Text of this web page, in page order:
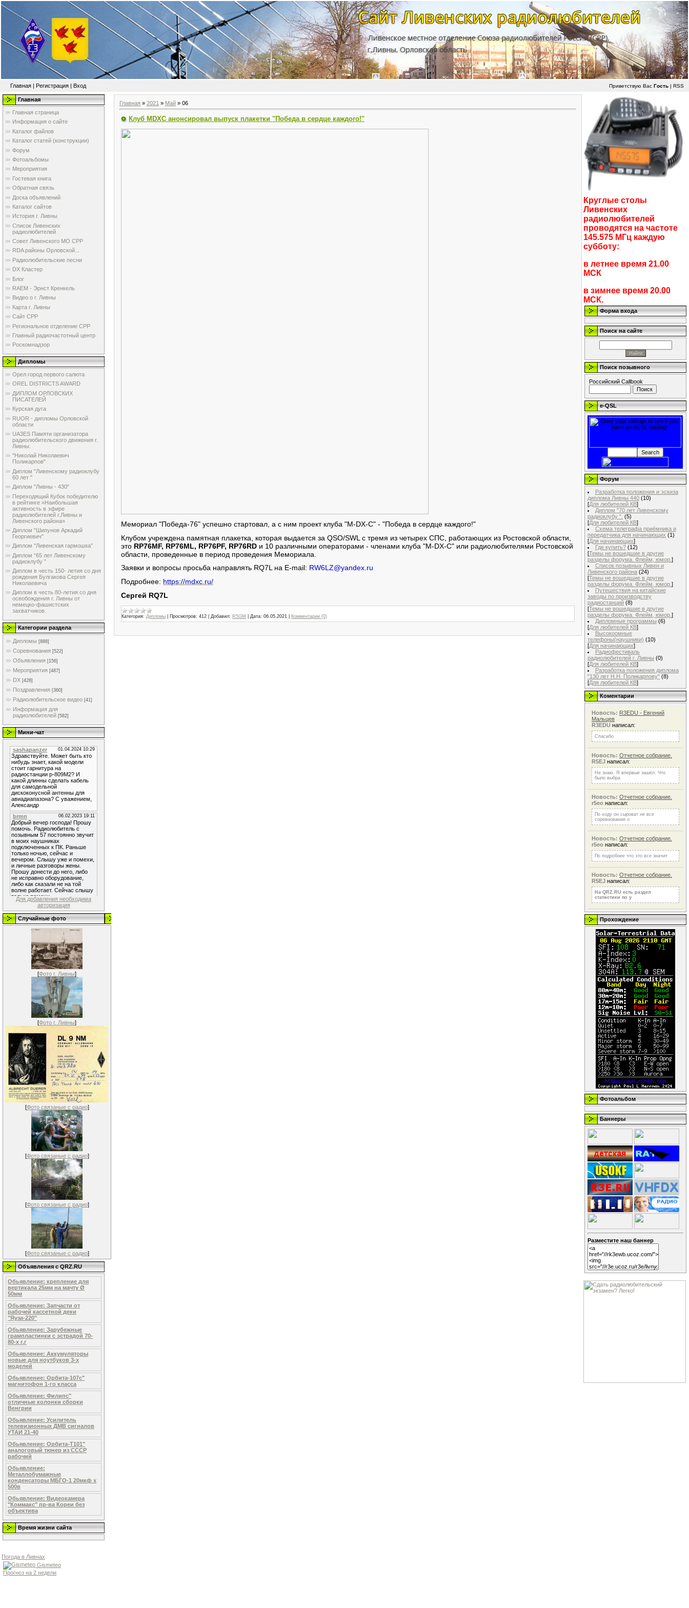
Главная | Регистрация | Вход Приветствую Вас Гость | RSS
Главная
Главная страница
Информация о сайте
Каталог файлов
Каталог статей (конструкции)
Форум
Фотоальбомы
Мероприятия
Гостевая книга
Обратная связь
Доска объявлений
Каталог сайтов
История г. Ливны
Список Ливенских
радиолюбителей
Совет Ливенского МО СРР
RDA районы Орловской...
Радиолюбительские песни
DX Кластер
Блог
RAEM - Эрнст Кренкель
Видео о г. Ливны
Карта г. Ливны
Сайт СРР
Региональное отделение СРР
Главный радиочастотный центр
Роскомнадзор
Дипломы
Орел город первого салюта
OREL DISTRICTS AWARD
ДИПЛОМ ОРЛОВСКИХ
ПИСАТЕЛЕЙ
Курская дуга
RUOR - дипломы Орловской
области
UA3ES Памяти организатора
радиолюбительского движения г.
Ливны.
"Николай Николаевич
Поликарпов"
Диплом "Ливенскому радиоклубу
60 лет "
Диплом "Ливны - 430"
Переходящий Кубок победителю
в рейтинге «Наибольшая
активность в эфире
радиолюбителей г.Ливны и
Ливенского района»
Диплом "Шипунов Аркадий
Георгиевич"
Диплом "Ливенская гармошка"
Диплом “65 лет Ливенскому
радиоклубу ”
Диплом в честь 150- летия со дня
рождения Булгакова Сергея
Николаевича
Диплом в честь 80-летия со дня
освобождения г. Ливны от
немецко-фашистских
захватчиков.
Категории раздела
Дипломы [888]
Соревнования [522]
Объявления [156]
Мероприятия [487]
DX [428]
Поздравления [360]
Радиолюбительское видео [41]
Информация для
радиолюбителей [582]
Мини-чат
Для добавления необходима
авторизация
Случайные фото
[Фото г. Ливны]
[Фото г. Ливны]
[Фото связаные с радио]
[Фото связаные с радио]
[Фото связаные с радио]
[Фото связаные с радио]
Объявления c QRZ.RU
Обьявление: крепление для
вертикала 25мм на мачту Ø
50мм
Обьявление: Запчасти от
рабочей кассетной деки
"Яуза-220"
Обьявление: Зарубежные
грампластинки с эстрадой 70-
80-х г.г
Обьявление: Аккумуляторы
новые для ноутбуков 3-х
моделей
Обьявление: Орбита-107с"
магнитофон 1-го класса
Обьявление: Филипс"
отличные колонки сборки
Венгрии
Обьявление: Усилитель
телевизионных ДМВ сигналов
УТАИ 21-40
Обьявление: Орбита-Т101"
аналоговый тюнер из СССР
рабочий
Обьявление:
Металлобумажные
конденсаторы МБГО-1 20мкф х
500в
Обьявление: Видеокамера
"Коммакс" пр-ва Кореи без
объектива
Время жизни сайта
Погода в Ливнах
Gismeteo
Прогноз на 2 недели
Главная » 2021 » Май » 06
Клуб MDXC анонсировал выпуск плакетки "Победа в сердце каждого!"
Мемориал "Победа-76" успешно стартовал, а с ним проект клуба "M-DX-C" - "Победа в сердце каждого!"
Клубом учреждена памятная плакетка, которая выдается за QSO/SWL с тремя из четырех СПС, работающих из Ростовской области,
это RP76MF, RP76ML, RP76PF, RP76RD и 10 различными операторами - членами клуба "M-DX-C" или радиолюбителями Ростовской
области, проведенные в период проведения Мемориала.
Заявки и вопросы просьба направлять RQ7L на E-mail: RW6LZ@yandex.ru
Подробнее: https://mdxc.ru/
Сергей RQ7L
Категория: Дипломы Просмотров: 412 Добавил: R5GM Дата: 06.05.2021 Комментарии (0)
Круглые столы
Ливенских
радиолюбителей
проводятся на частоте
145.575 МГц каждую
субботу:
в летнее время 21.00
МСК
в зимнее время 20.00
МСК.
Форма входа
Поиск на сайте
Поиск позывного
Российский Callbook
e-QSL
Форум
Разработка положения и эскиза
диплома Ливны 440 (10)
[Для любителей КВ]
Диплом "70 лет Ливенскому
радиоклубу ". (5)
[Для любителей КВ]
Схема телеграфа приёмника и
передатчика для начинающих (1)
[Для начинающих]
Где купить? (12)
[Темы не вошедшие в другие
разделы форума. Флейм, юмор. ]
Список позывных Ливен и
Ливенского района (24)
[Темы не вошедшие в другие
разделы форума. Флейм, юмор. ]
Путешествия на китайские
заводы по производству
радиостанций (8)
[Темы не вошедшие в другие
разделы форума. Флейм, юмор. ]
Дипломные программы (6)
[Для любителей КВ]
Высокоомные
телефоны(наушники) (10)
[Для начинающих]
Радиофестиваль
радиолюбителей г. Ливны (0)
[Для любителей КВ]
Разработка положения диплома
"130 лет Н.Н. Поликарпову" (8)
[Для любителей КВ]
Коментарии
Новость: R3EDU - Евгений
Мальцев
R3EDU написал:
Спасибо
Новость: Отчетное собрание.
R5EJ написал:
Не знаю. Я впервые зашёл. Что
было выбра
Новость: Отчетное собрание.
r5eo написал:
По ходу он сыроват не все
соревнования о
Новость: Отчетное собрание.
r5eo написал:
По подробнее что это все значит
Новость: Отчетное собрание.
R5EJ написал:
На QRZ.RU есть раздел
статистики по у
Прохождение
Фотоальбом
Баннеры
Разместите наш баннер